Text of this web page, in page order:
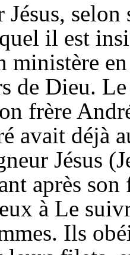
Jésus,
il est
ministère
de Dieu.
frère
avait déjà
Jésus
après
à Le
Ils